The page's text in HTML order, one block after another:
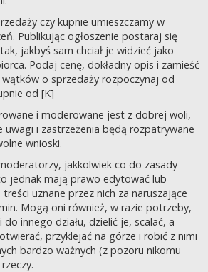
czy kupnie umieszczamy w
Publikując ogłoszenie postaraj się
jakbyś sam chciał je widzieć jako
Podaj cenę, dokładny opis i zamieść
o sprzedaży rozpoczynaj od
od [K]
i moderowane jest z dobrej woli,
uwagi i zastrzeżenia będą rozpatrywane
wnioski.
jakkolwiek co do zasady
jednak mają prawo edytować lub
uznane przez nich za naruszające
Mogą oni również, w razie potrzeby,
innego działu, dzielić je, scalać, a
przyklejać na górze i robić z nimi
bardzo ważnych (z pozoru nikomu